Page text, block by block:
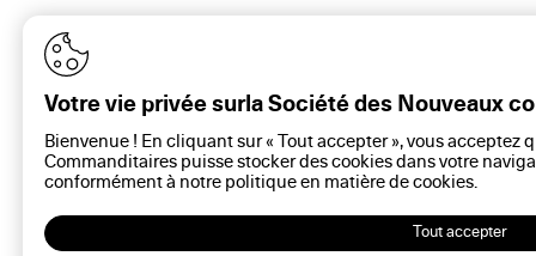
Votre vie privée surla Société des Nouveaux
Bienvenue ! En cliquant sur « Tout accepter », vous acceptez
Commanditaires puisse stocker des cookies dans votre
conformément à notre politique en matière decookies.
Tout accepter